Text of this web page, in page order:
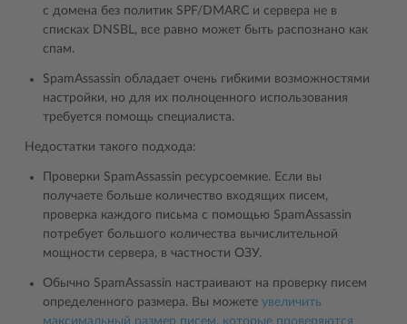
с домена без политик SPF/DMARC и сервера не в
списках DNSBL, все равно может быть распознано как
спам.
SpamAssassin обладает очень гибкими возможностями
настройки, но для их полноценного использования
требуется помощь специалиста.
Недостатки такого подхода:
Проверки SpamAssassin ресурсоемкие. Если вы
получаете больше количество входящих писем,
проверка каждого письма с помощью SpamAssassin
потребует большого количества вычислительной
мощности сервера, в частности ОЗУ.
Обычно SpamAssassin настраивают на проверку писем
определенного размера. Вы можете увеличить
максимальный размер писем, которые проверяются